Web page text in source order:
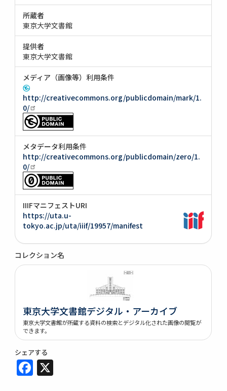
所蔵者
東京大学文書館
提供者
東京大学文書館
メディア（画像等）利用条件
http://creativecommons.org/publicdomain/mark/1.
0/
メタデータ利用条件
http://creativecommons.org/publicdomain/zero/1.
0/
IIIFマニフェストURI
https://uta.u-
tokyo.ac.jp/uta/iiif/19957/manifest
コレクション名
東京大学文書館デジタル・アーカイブ
東京大学文書館が所蔵する資料の検索とデジタル化された画像の閲覧が
できます。
シェアする
Facebook